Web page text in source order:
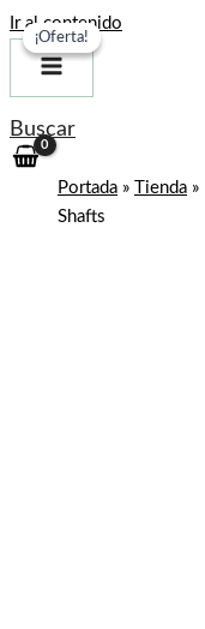
Ir al contenido
Buscar
Portada » Tienda »
Shafts
¡Oferta!
¡Oferta!